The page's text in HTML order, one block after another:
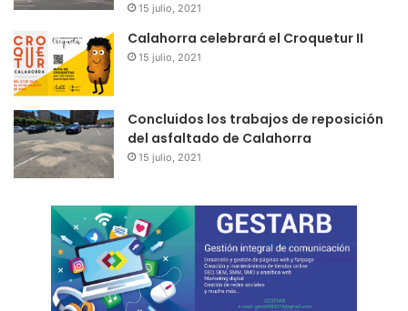
15 julio, 2021
Calahorra celebrará el Croquetur II
15 julio, 2021
Concluidos los trabajos de reposición
del asfaltado de Calahorra
15 julio, 2021